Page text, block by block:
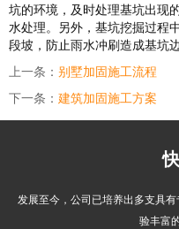
坑的环境，及时处理基坑出现
水处理。另外，基坑挖掘过程
段坡，防止雨水冲刷造成基坑
上一条： 别墅加固施工流程
下一条： 建筑加固施工方案
发展至今，公司已培养出多支具
验丰富